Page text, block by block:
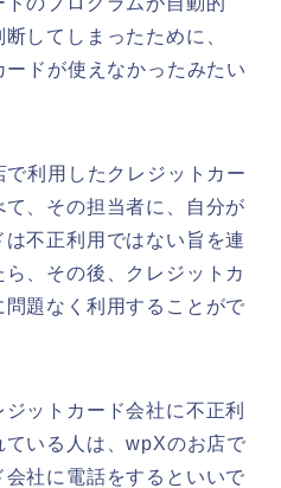
してしまったために、
ドが使えなかったみたい
利用したクレジットカー
て、その担当者に、自分が
不正利用ではない旨を連
、その後、クレジットカ
題なく利用することがで
ットカード会社に不正利
いる人は、wpXのお店で
社に電話をするといいで